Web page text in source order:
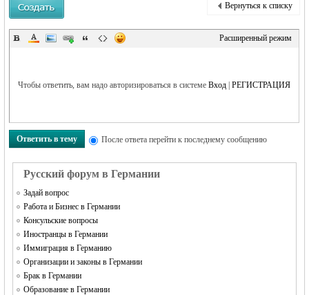
Вернуться к списку
Расширенный режим
Чтобы ответить, вам надо авторизироваться в системеВход |РЕГИСТРАЦИЯ
Ответить в тему После ответа перейти к последнему сообщению
Русский форум в Германии
Задай вопрос
Работа и Бизнес в Германии
Консульские вопросы
Иностранцы в Германии
Иммиграция в Германию
Организации и законы в Германии
Брак в Германии
Образование в Германии